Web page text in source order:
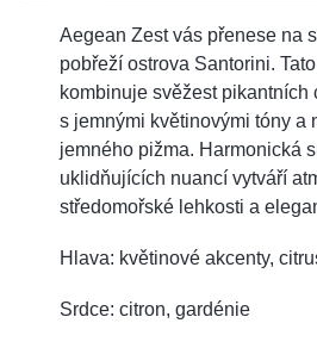
Aegean Zest vás přenese na
pobřeží ostrova Santorini.
kombinuje svěžest pikantních
s jemnými květinovými tóny a
jemného pižma. Harmonická
uklidňujících nuancí vytváří
středomořské lehkosti a
Hlava: květinové akcenty,
Srdce: citron, gardénie